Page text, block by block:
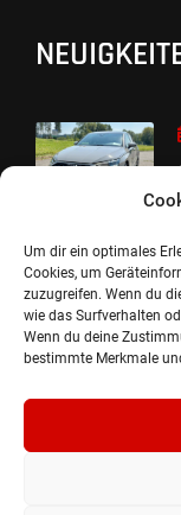
Um dir ein optimales
Cookies, um
zuzugreifen. Wenn du
wie das Surfverhalten
Wenn du deine
bestimmte Merkmale
©2024,